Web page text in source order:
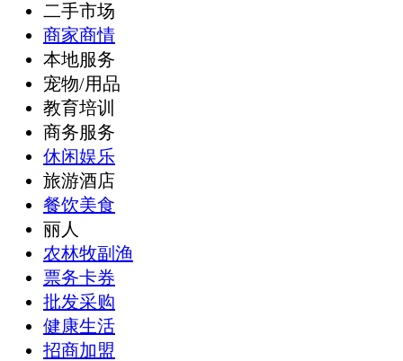
二手市场
商家商情
本地服务
宠物/用品
教育培训
商务服务
休闲娱乐
旅游酒店
餐饮美食
丽人
农林牧副渔
票务卡券
批发采购
健康生活
招商加盟